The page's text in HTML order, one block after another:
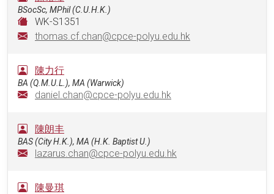
BSocSc, MPhil (C.U.H.K.)
WK-S1351
thomas.cf.chan@cpce-polyu.edu.hk
陳力行
BA (Q.M.U.L.), MA (Warwick)
daniel.chan@cpce-polyu.edu.hk
陳朗丰
BAS (City H.K.), MA (H.K. Baptist U.)
lazarus.chan@cpce-polyu.edu.hk
陳曼琪